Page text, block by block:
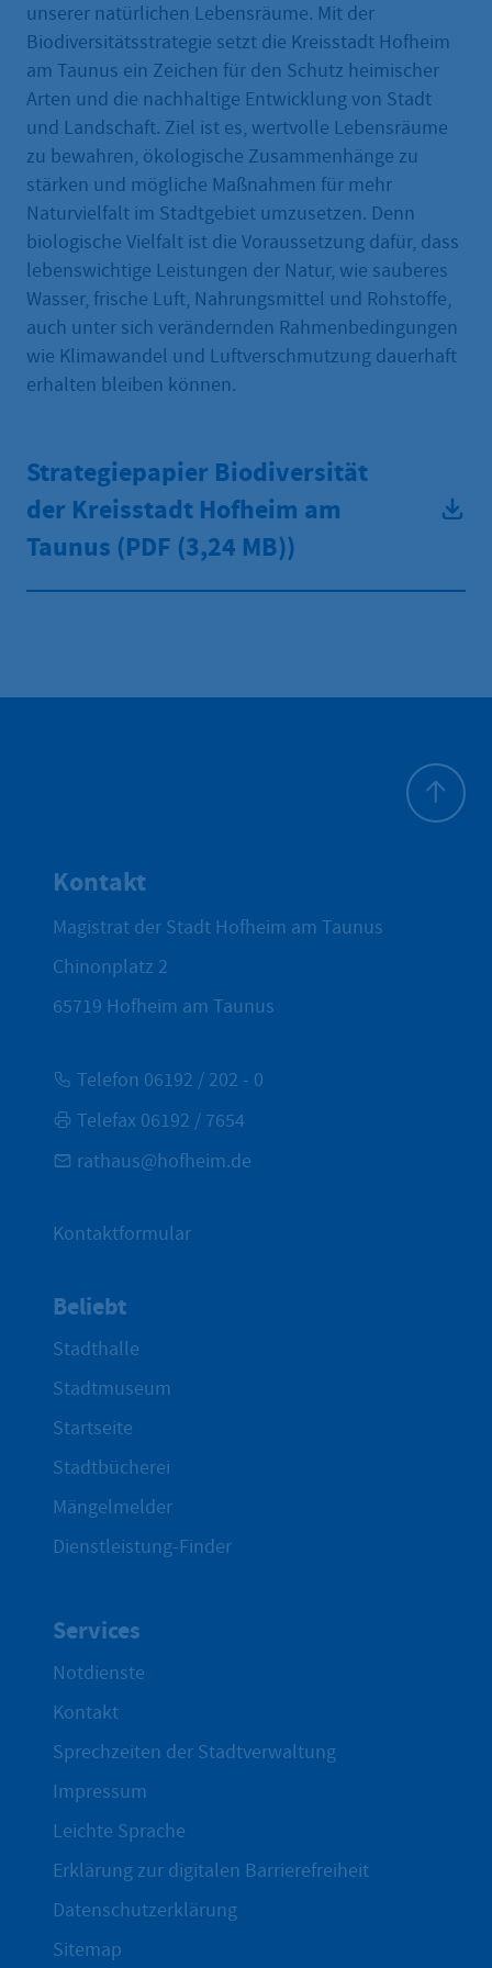
unserer natürlichen Lebensräume. Mit der
Biodiversitätsstrategie setzt die Kreisstadt Hofheim
am Taunus ein Zeichen für den Schutz heimischer
Arten und die nachhaltige Entwicklung von Stadt
und Landschaft. Ziel ist es, wertvolle Lebensräume
zu bewahren, ökologische Zusammenhänge zu
stärken und mögliche Maßnahmen für mehr
Naturvielfalt im Stadtgebiet umzusetzen. Denn
biologische Vielfalt ist die Voraussetzung dafür, dass
lebenswichtige Leistungen der Natur, wie sauberes
Wasser, frische Luft, Nahrungsmittel und Rohstoffe,
auch unter sich verändernden Rahmenbedingungen
wie Klimawandel und Luftverschmutzung dauerhaft
erhalten bleiben können.
Strategiepapier Biodiversität
der Kreisstadt Hofheim am
Taunus (PDF (3,24 MB))
Kontakt
Magistrat der Stadt Hofheim am Taunus
Chinonplatz 2
65719 Hofheim am Taunus
Telefon 06192 / 202 - 0
Telefax 06192 / 7654
rathaus@hofheim.de
Kontaktformular
Beliebt
Stadthalle
Stadtmuseum
Startseite
Stadtbücherei
Mängelmelder
Dienstleistung-Finder
Services
Notdienste
Kontakt
Sprechzeiten der Stadtverwaltung
Impressum
Leichte Sprache
Erklärung zur digitalen Barrierefreiheit
Datenschutzerklärung
Sitemap